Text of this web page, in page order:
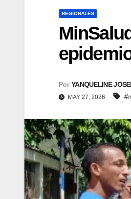
REGIONALES
Por YANQUELINE
MAY 27, 2026